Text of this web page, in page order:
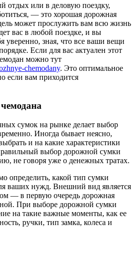
отдых или в деловую поездку,
— это хорошая дорожная
может прослужить вам всю жизнь
вас в любой поездке, и вы
уверенно, зная, что все ваши вещи
Если для вас актуален этот
можно тут
chemodany. Это оптимальное
если вам приходится
сумок на рынке делает выбор
Иногда бывает неясно,
и на какие характеристики
выбор дорожной сумки
не говоря уже о денежных тратах.
определить, какой тип сумки
ваших нужд. Внешний вид является
— в первую очередь дорожная
При выборе дорожной сумки
на такие важные моменты, как ее
ручки, тип замка, колеса и